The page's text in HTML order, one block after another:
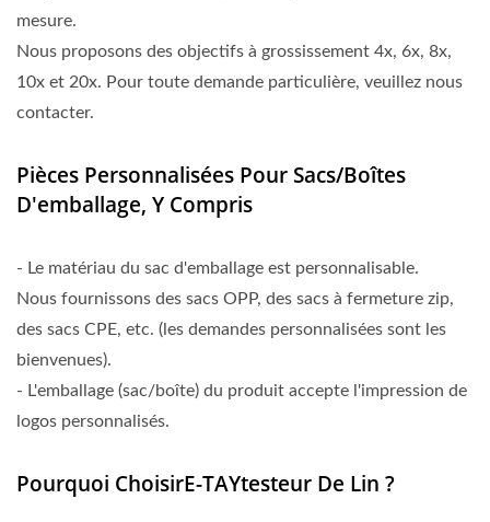
mesure.
Nous proposons des objectifs à grossissement 4x, 6x, 8x,
10x et 20x. Pour toute demande particulière, veuillez nous
contacter.
Pièces Personnalisées Pour Sacs/boîtes
D'emballage, Y Compris
- Le matériau du sac d'emballage est personnalisable.
Nous fournissons des sacs OPP, des sacs à fermeture zip,
des sacs CPE, etc. (les demandes personnalisées sont les
bienvenues).
- L'emballage (sac/boîte) du produit accepte l'impression de
logos personnalisés.
Pourquoi ChoisirE-TAYtesteur De Lin ?